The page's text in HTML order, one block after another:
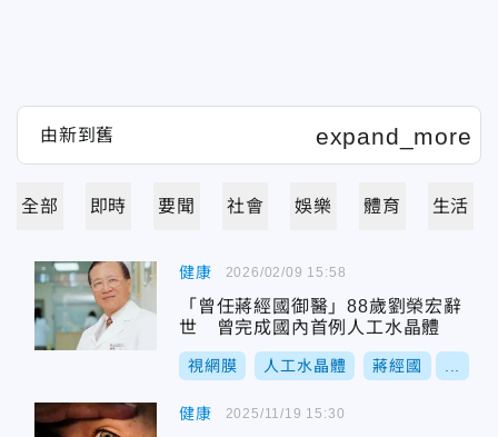
全部 即時 要聞 社會 娛樂 體育 生活
健康
「曾任蔣經國御醫」88歲劉榮宏辭
世 曾完成國內首例人工水晶體
視網膜 人工水晶體 蔣經國
2026/02/09 15:58
健康 2025/11/19 15:30